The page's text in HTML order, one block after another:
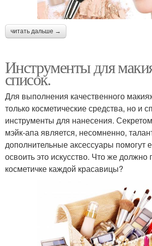
читать дальше →
Инструменты для
список.
Для выполнения качественного
только косметические средства, но и
инструменты для нанесения.
мэйк-апа является, несомненно,
дополнительные аксессуары помогут
освоить это искусство. Что же должно
косметичке каждой красавицы?